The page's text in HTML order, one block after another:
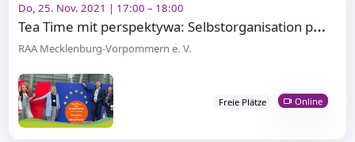
Do, 25. Nov. 2021 | 17:00 – 18:00
T
ea Time mit perspektywa: Selbstorganisation polnischer Migrant*innen
RAA Mecklenburg-Vorpommern e. V.
Freie Plätze Online